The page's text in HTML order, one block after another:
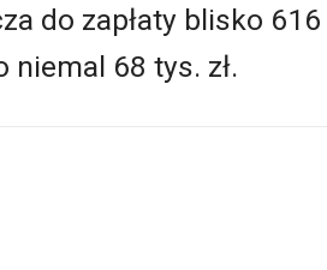
do zapłaty blisko
niemal 68 tys. zł.